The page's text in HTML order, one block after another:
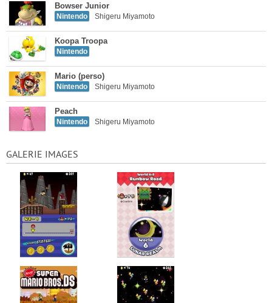
Bowser Junior
Nintendo Shigeru Miyamoto
Koopa Troopa
Nintendo
Mario (perso)
Nintendo Shigeru Miyamoto
Peach
Nintendo Shigeru Miyamoto
GALERIE IMAGES